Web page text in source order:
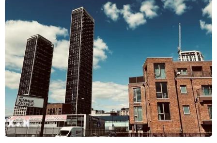
Tổng Biên tập: TRẦN TIẾN DUẨN
Phó Tổng Biên tập: NGUYỄN THỊ TÁM, KHÚC THANH
THỦY
Sở hữu trí tuệ
Quy định sử dụng
RSS
Hỗ trợ
Ngôn ngữ
TTXVN
Dịch vụ tin
Quảng cáo
Liên hệ